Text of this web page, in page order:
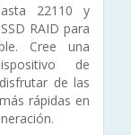
22110 y
RAID para
Cree una
de
de las
rápidas en